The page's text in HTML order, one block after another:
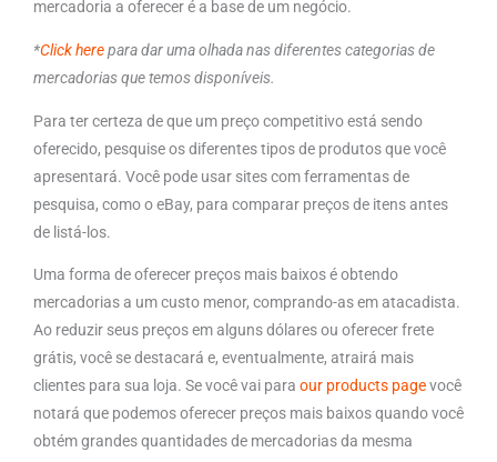
mercadoria a oferecer é a base de um negócio.
*Click herepara dar uma olhada nas diferentes categorias de
mercadorias que temos disponíveis.
Para ter certeza de que um preço competitivo está sendo
oferecido, pesquise os diferentes tipos de produtos que você
apresentará. Você pode usar sites com ferramentas de
pesquisa, como o eBay, para comparar preços de itens antes
de listá-los.
Uma forma de oferecer preços mais baixos é obtendo
mercadorias a um custo menor, comprando-as em atacadista.
Ao reduzir seus preços em alguns dólares ou oferecer frete
grátis, você se destacará e, eventualmente, atrairá mais
clientes para sua loja. Se você vai para our products pagevocê
notará que podemos oferecer preços mais baixos quando você
obtém grandes quantidades de mercadorias da mesma